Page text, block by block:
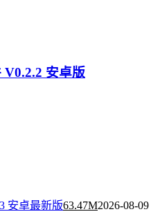
V0.2.2 安卓版
安卓最新版63.47M2026-08-09